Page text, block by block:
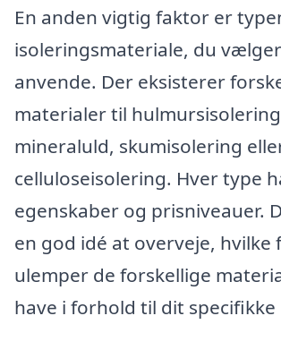
En anden vigtig faktor er
isoleringsmateriale, du
anvende. Der eksisterer
materialer til
mineraluld, skumisolering
celluloseisolering. Hver type
egenskaber og prisniveauer.
en god idé at overveje, hvilke
ulemper de forskellige
have i forhold til dit specifikke